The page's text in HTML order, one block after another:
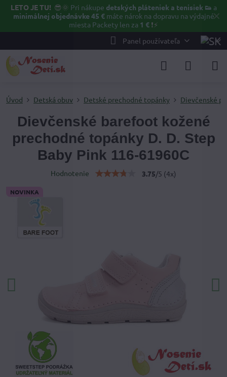
✕
LETO JE TU! 😎🌞 Pri nákupe detských pláteniek a tenisiek 👟 a
minimálnej objednávke 45 €máte nárok na dopravu na výdajné
miesta Packety len za 1 € ❗⚡️
Panel používateľa
NOVINKA
Úvod Detská obuv Detské prechodné topánky Dievčenské
Dievčenské barefoot kožené
prechodné topánky D. D. Step
Baby Pink 116-61960C
Hodnotenie 3.75/5 (4x)